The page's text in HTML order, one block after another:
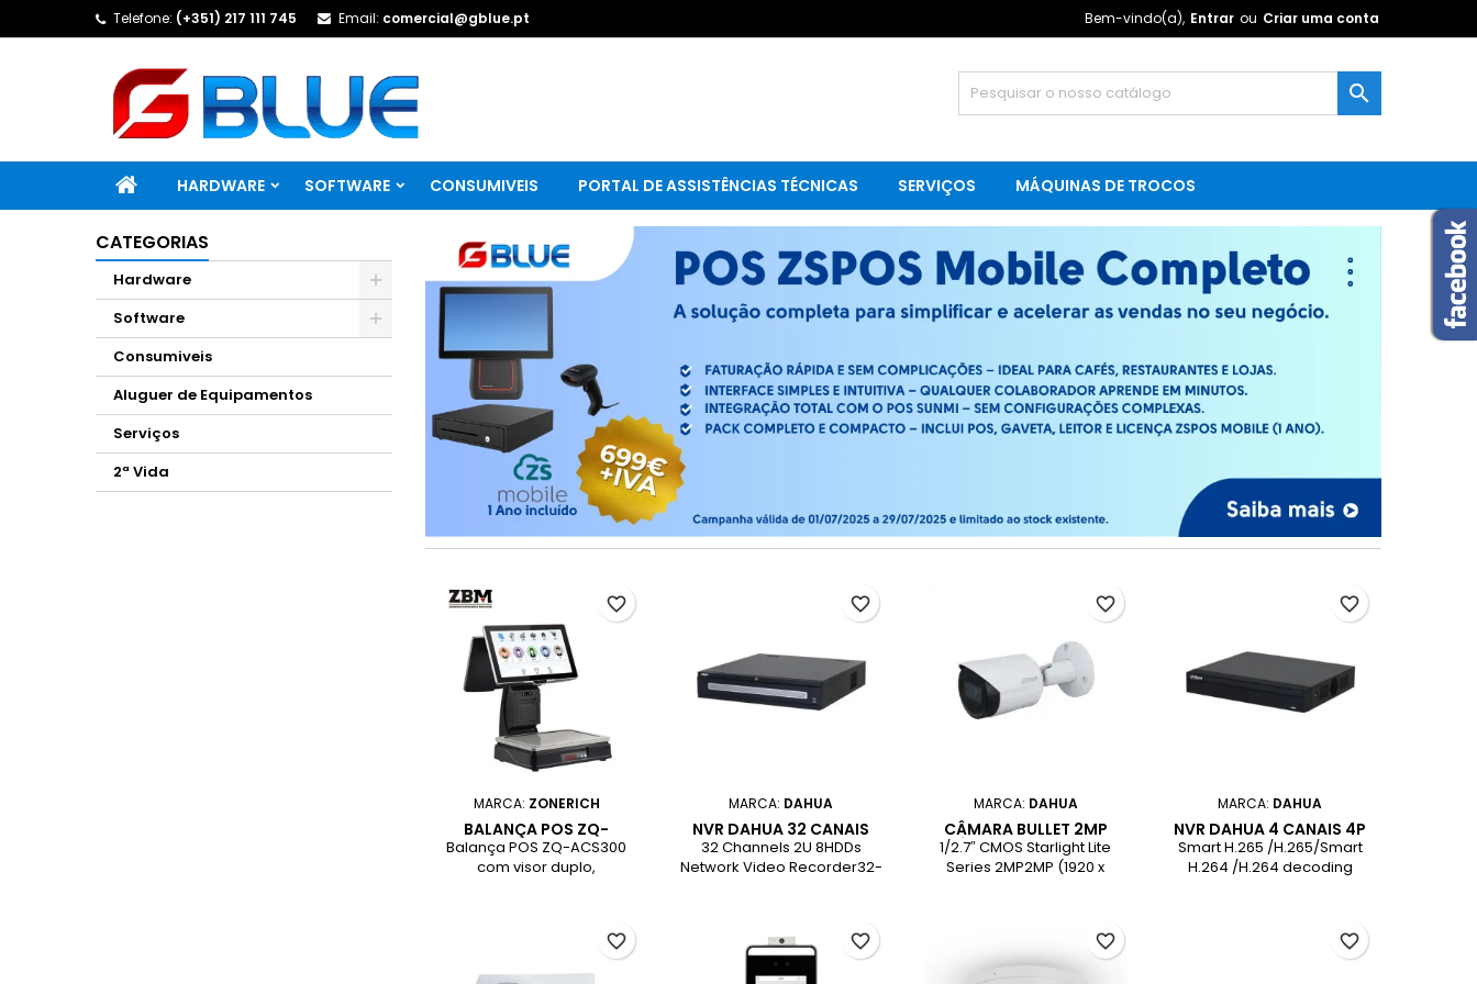
Telefone: (+351) 217 111 745 Email: comercial@gblue.pt Bem-vindo(a), Entrar ou Criar uma conta

HARDWARE SOFTWARE CONSUMIVEIS PORTAL DE ASSISTÊNCIAS TÉCNICAS SERVIÇOS MÁQUINAS DE TROCOS
CATEGORIAS
Hardware
Software
Consumiveis
Aluguer de Equipamentos
Serviços
2ª Vida
MARCA: ZONERICH
BALANÇA POS ZQ-
ACS300
Balança POS ZQ-ACS300
com visor duplo,
completa e compacta para
favorite_border
MARCA: DAHUA
NVR DAHUA 32 CANAIS
380MBPS 8HDD WIZSENSE
HDMI
32 Channels 2U 8HDDs
Network Video Recorder32-
1024/1024/800Mbps
favorite_border
MARCA: DAHUA
CÂMARA BULLET 2MP
SÉRIE 2 H265 SD POE
1/2.7″ CMOS Starlight Lite
Series 2MP2MP (1920 x
watermarkingMicro SD
favorite_border
MARCA: DAHUA
NVR DAHUA 4 CANAIS 4P
POE 80MBPS 1HDD SMD
PLUS HDMI
Smart H.265 /H.265/Smart
H.264 /H.264 decoding
decodingAI by camera:
perimeter protection,and
favorite_border
favorite_border favorite_border favorite_border favorite_border